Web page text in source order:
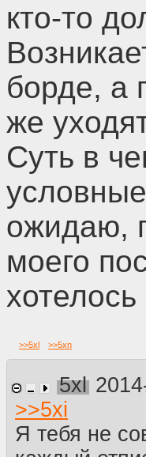
кто-то
борде, а
же
Суть в
ожидаю,
моего
>>5xl >>5xn
5xl
>>5xi
Я тебя не